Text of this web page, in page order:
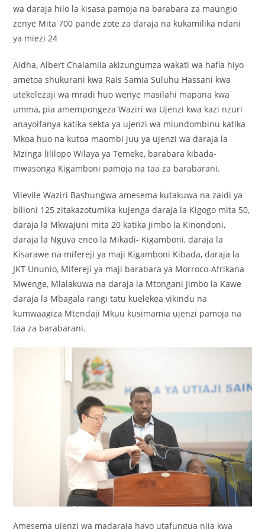
wa daraja hilo la kisasa pamoja na barabara za maungio
zenye Mita 700 pande zote za daraja na kukamilika ndani
ya miezi 24
Aidha, Albert Chalamila akizungumza wakati wa hafla hiyo
ametoa shukurani kwa Rais Samia Suluhu Hassani kwa
utekelezaji wa mradi huo wenye masilahi mapana kwa
umma, pia amempongeza Waziri wa Ujenzi kwa kazi nzuri
anayoifanya katika sekta ya ujenzi wa miundombinu katika
Mkoa huo na kutoa maombi juu ya ujenzi wa daraja la
Mzinga lililopo Wilaya ya Temeke, barabara kibada-
mwasonga Kigamboni pamoja na taa za barabarani.
Vilevile Waziri Bashungwa amesema kutakuwa na zaidi ya
bilioni 125 zitakazotumika kujenga daraja la Kigogo mita 50,
daraja la Mkwajuni mita 20 katika jimbo la Kinondoni,
daraja la Nguva eneo la Mikadi- Kigamboni, daraja la
Kisarawe na mifereji ya maji Kigamboni Kibada, daraja la
JKT Ununio, Mifereji ya maji barabara ya Morroco-Afrikana
Mwenge, Mlalakuwa na daraja la Mtongani Jimbo la Kawe
daraja la Mbagala rangi tatu kuelekea vikindu na
kumwaagiza Mtendaji Mkuu kusimamia ujenzi pamoja na
taa za barabarani.
Amesema ujenzi wa madaraja hayo utafungua njia kwa